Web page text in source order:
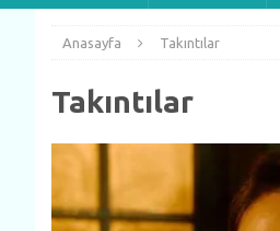
Anasayfa Takıntılar
Takıntılar